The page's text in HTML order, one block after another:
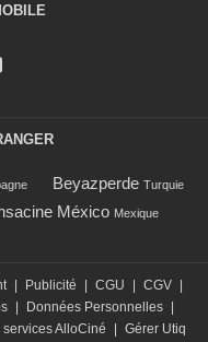
Beyazperde Turquie
México Mexique
| Publicité | CGU | CGV |
| Données Personnelles |
services AlloCiné | Gérer Utiq